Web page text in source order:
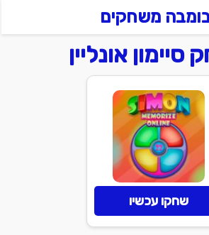
משחקים
אונליין
שחקו עכשיו